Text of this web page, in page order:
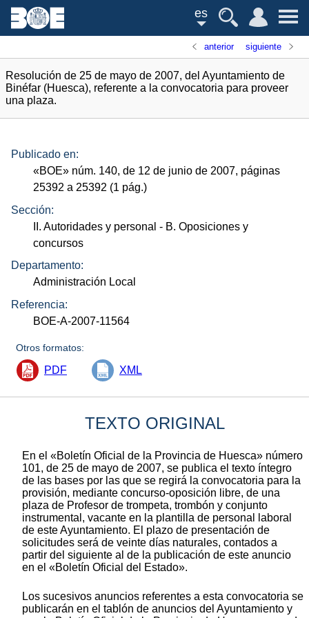
es
anterior siguiente
Resolución de 25 de mayo de 2007, del Ayuntamiento de
Binéfar (Huesca), referente a la convocatoria para proveer
una plaza.
Publicado en:
«BOE» núm. 140, de 12 de junio de 2007, páginas
25392 a 25392 (1 pág.)
Sección:
II. Autoridades y personal - B. Oposiciones y
concursos
Departamento:
Administración Local
Referencia:
BOE-A-2007-11564
Otros formatos:
PDF XML
TEXTO ORIGINAL
En el «Boletín Oficial de la Provincia de Huesca» número
101, de 25 de mayo de 2007, se publica el texto íntegro
de las bases por las que se regirá la convocatoria para la
provisión, mediante concurso-oposición libre, de una
plaza de Profesor de trompeta, trombón y conjunto
instrumental, vacante en la plantilla de personal laboral
de este Ayuntamiento. El plazo de presentación de
solicitudes será de veinte días naturales, contados a
partir del siguiente al de la publicación de este anuncio
en el «Boletín Oficial del Estado».
Los sucesivos anuncios referentes a esta convocatoria se
publicarán en el tablón de anuncios del Ayuntamiento y